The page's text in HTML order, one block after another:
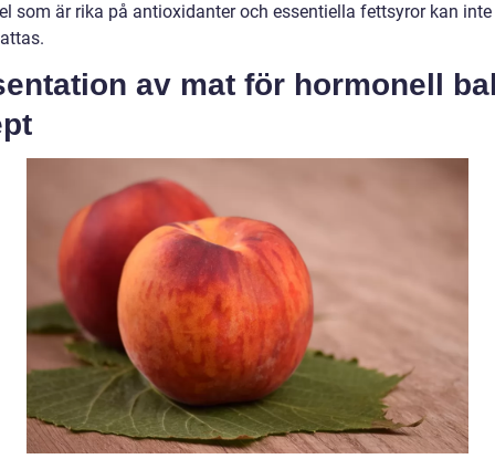
som är rika på antioxidanter och essentiella fettsyror kan inte
av mat för hormonell